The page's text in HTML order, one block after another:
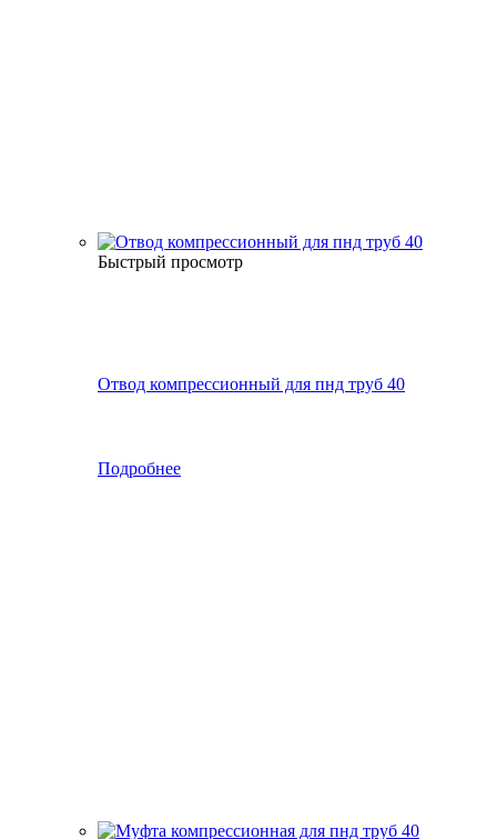
Быстрый просмотр
Отвод компрессионный для пнд труб 40
Подробнее